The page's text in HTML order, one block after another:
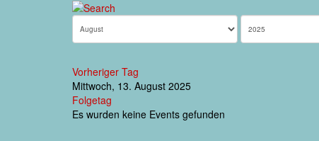
Vorheriger Tag
Mittwoch, 13. August 2025
Folgetag
Es wurden keine Events gefunden